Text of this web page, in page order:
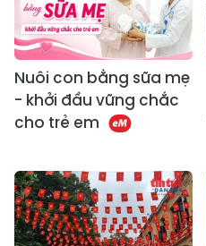
Nuôi con bằng sữa mẹ
- khởi đầu vững chắc
cho trẻ em